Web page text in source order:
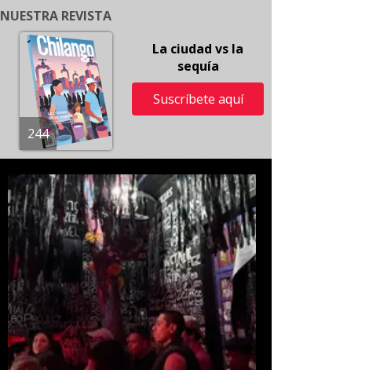
NUESTRA REVISTA
244
La ciudad vs la
sequía
Suscríbete aquí